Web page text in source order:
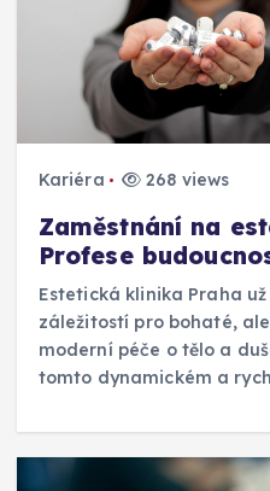
Kariéra 268 views
Zaměstnání na
Profese
Estetická klinika Praha
záležitostí pro bohaté,
moderní péče o tělo a
tomto dynamickém a